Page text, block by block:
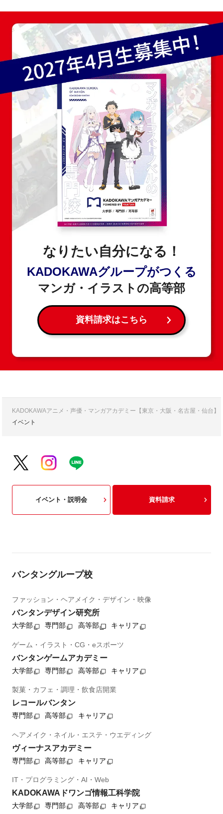
なりたい自分になる！
KADOKAWAグループがつくる
マンガ・イラストの高等部
資料請求はこちら
KADOKAWAアニメ・声優・マンガアカデミー【東京・大阪・名古屋・仙台】
イベント
イベント・説明会 資料請求
バンタングループ校
ファッション・ヘアメイク・デザイン・映像
バンタンデザイン研究所
大学部 専門部 高等部 キャリア
ゲーム・イラスト・CG・eスポーツ
バンタンゲームアカデミー
大学部 専門部 高等部 キャリア
製菓・カフェ・調理・飲食店開業
レコールバンタン
専門部 高等部 キャリア
ヘアメイク・ネイル・エステ・ウエディング
ヴィーナスアカデミー
専門部 高等部 キャリア
IT・プログラミング・AI・Web
KADOKAWAドワンゴ情報工科学院
大学部 専門部 高等部 キャリア